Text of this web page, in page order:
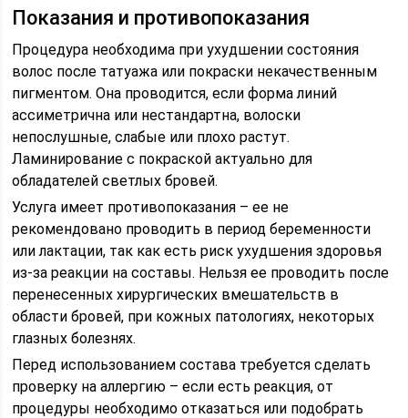
Показания и противопоказания
Процедура необходима при ухудшении состояния
волос после татуажа или покраски некачественным
пигментом. Она проводится, если форма линий
ассиметрична или нестандартна, волоски
непослушные, слабые или плохо растут.
Ламинирование с покраской актуально для
обладателей светлых бровей.
Услуга имеет противопоказания – ее не
рекомендовано проводить в период беременности
или лактации, так как есть риск ухудшения здоровья
из-за реакции на составы. Нельзя ее проводить после
перенесенных хирургических вмешательств в
области бровей, при кожных патологиях, некоторых
глазных болезнях.
Перед использованием состава требуется сделать
проверку на аллергию – если есть реакция, от
процедуры необходимо отказаться или подобрать